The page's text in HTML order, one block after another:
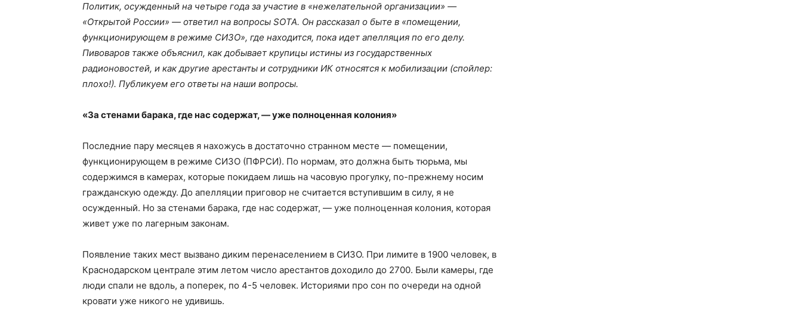
Политик, осужденный на четыре года за участие в «нежелательной организации» —
«Открытой России» — ответил на вопросы SOTA. Он рассказал о быте в «помещении,
функционирующем в режиме СИЗО», где находится, пока идет апелляция по его делу.
Пивоваров также объяснил, как добывает крупицы истины из государственных
радионовостей, и как другие арестанты и сотрудники ИК относятся к мобилизации (спойлер:
плохо!). Публикуем его ответы на наши вопросы.
«За стенами барака, где нас содержат, — уже полноценная колония»
Последние пару месяцев я нахожусь в достаточно странном месте — помещении,
функционирующем в режиме СИЗО (ПФРСИ). По нормам, это должна быть тюрьма, мы
содержимся в камерах, которые покидаем лишь на часовую прогулку, по-прежнему носим
гражданскую одежду. До апелляции приговор не считается вступившим в силу, я не
осужденный. Но за стенами барака, где нас содержат, — уже полноценная колония, которая
живет уже по лагерным законам.
Появление таких мест вызвано диким перенаселением в СИЗО. При лимите в 1900 человек, в
Краснодарском централе этим летом число арестантов доходило до 2700. Были камеры, где
люди спали не вдоль, а поперек, по 4-5 человек. Историями про сон по очереди на одной
кровати уже никого не удивишь.